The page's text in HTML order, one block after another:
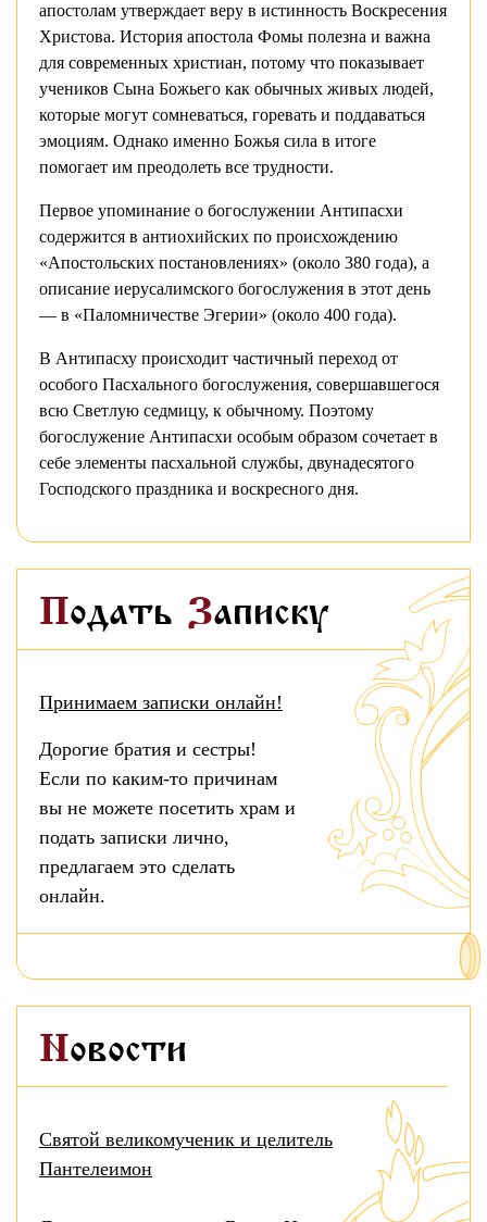
апостолам утверждает веру в истинность Воскресения
Христова. История апостола Фомы полезна и важна
для современных христиан, потому что показывает
учеников Сына Божьего как обычных живых людей,
которые могут сомневаться, горевать и поддаваться
эмоциям. Однако именно Божья сила в итоге
помогает им преодолеть все трудности.
Первое упоминание о богослужении Антипасхи
содержится в антиохийских по происхождению
«Апостольских постановлениях» (около 380 года), а
описание иерусалимского богослужения в этот день
— в «Паломничестве Эгерии» (около 400 года).
В Антипасху происходит частичный переход от
особого Пасхального богослужения, совершавшегося
всю Светлую седмицу, к обычному. Поэтому
богослужение Антипасхи особым образом сочетает в
себе элементы пасхальной службы, двунадесятого
Господского праздника и воскресного дня.
Подать Записку
Принимаем записки онлайн!
Дорогие братия и сестры!
Если по каким-то причинам
вы не можете посетить храм и
подать записки лично,
предлагаем это сделать
онлайн.
Новости
Святой великомученик и целитель
Пантелеимон